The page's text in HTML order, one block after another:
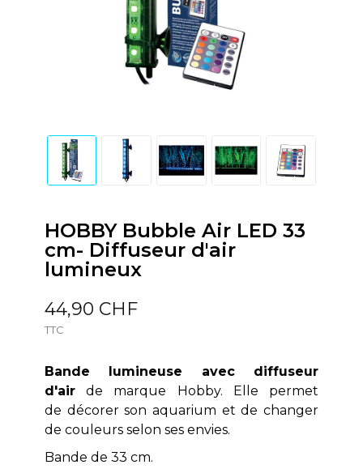
HOBBY Bubble Air LED 33
cm- Diffuseur d'air
lumineux
44,90 CHF
TTC
Bande lumineuse avec diffuseur
d'airde marque Hobby. Elle permet
de décorer son aquarium et de changer
de couleurs selon ses envies.
Bande de 33 cm.